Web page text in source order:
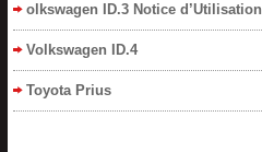
olkswagen ID.3 Notice d’Utilisation
Volkswagen ID.4
Toyota Prius